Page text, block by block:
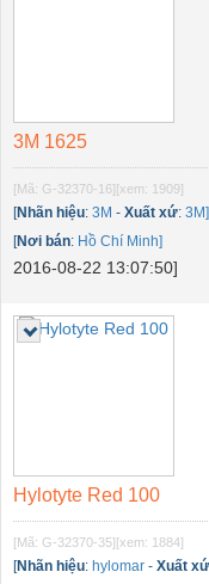
3M 1625
[Mã: G-32370-16][xem: 1909]
[Nhãn hiệu: 3M - Xuất xứ: 3M]
[Nơi bán: Hồ Chí Minh]
2016-08-22 13:07:50]
Hylotyte Red 100
[Mã: G-32370-35][xem: 1884]
[Nhãn hiệu: hylomar - Xuất xứ